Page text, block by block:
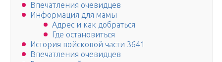
Впечатления очевидцев
Информация для мамы
Адрес и как добраться
Где остановиться
История войсковой части 3641
Впечатления очевидцев